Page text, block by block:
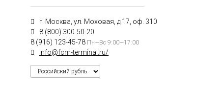
г. Москва, ул. Моховая, д.17, оф. 310
8 (800) 300-50-20
8 (916) 123-45-78 Пн—Вс 9:00—17:00
info@fcm-terminal.ru/